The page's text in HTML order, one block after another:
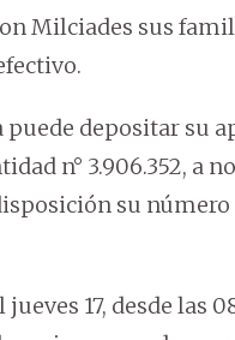
Milciades sus
depositar su
n° 3.906.352, a
su
17, desde las